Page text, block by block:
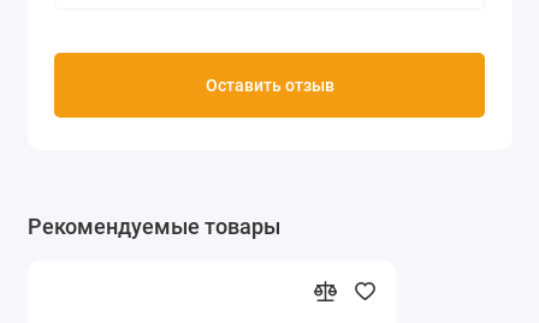
Оставить отзыв
Рекомендуемые товары